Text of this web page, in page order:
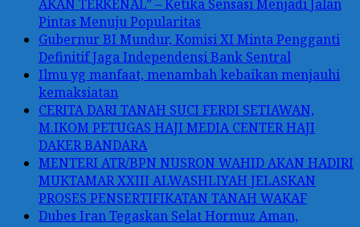
AKAN TERKENAL” – Ketika Sensasi Menjadi Jalan
Pintas Menuju Popularitas
Gubernur BI Mundur, Komisi XI Minta Pengganti
Definitif Jaga Independensi Bank Sentral
Ilmu yg manfaat, menambah kebaikan menjauhi
kemaksiatan
CERITA DARI TANAH SUCI FERDI SETIAWAN,
M.IKOM PETUGAS HAJI MEDIA CENTER HAJI
DAKER BANDARA
MENTERI ATR/BPN NUSRON WAHID AKAN HADIRI
MUKTAMAR XXIII ALWASHLIYAH JELASKAN
PROSES PENSERTIFIKATAN TANAH WAKAF
Dubes Iran Tegaskan Selat Hormuz Aman,